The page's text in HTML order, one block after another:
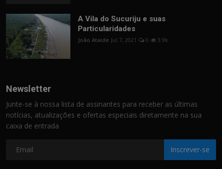
A Vila do Sucuriju e suas
Particularidades
João Ataide Jul 7, 2021 0 3.9k
Newsletter
Junte-se à nossa lista de assinantes para receber as últimas
notícias, atualizações e ofertas especiais diretamente na sua
caixa de entrada
Inscrever-se